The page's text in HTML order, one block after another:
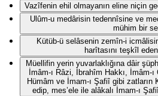
Vazîfenin ehil olmayanın eline niçin
Ulûm-u medârisin tedennîsine ve
mühim bir
Kütüb-ü selâsenin zemîn-i
harîtasını teşkîl
Müellifin yerin yuvarlaklığına dâir
İmâm-ı Râzi, İbrahîm Hakkı, İmâm-
Hümâm ve İmam-ı Şafiî gibi zatların
edip, mes’ele ile alâkalı İmam-ı